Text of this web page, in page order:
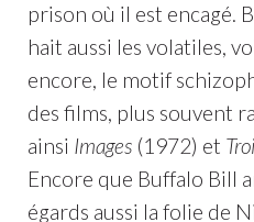
prison où il est encagé.
hait aussi les volatiles,
encore, le motif
des films, plus souvent
ainsi Images(1972) et
Encore que Buffalo Bill
égards aussi la folie de